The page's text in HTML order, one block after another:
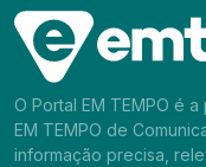
O Portal EM TEMPO é
EM TEMPO de
informação precisa,